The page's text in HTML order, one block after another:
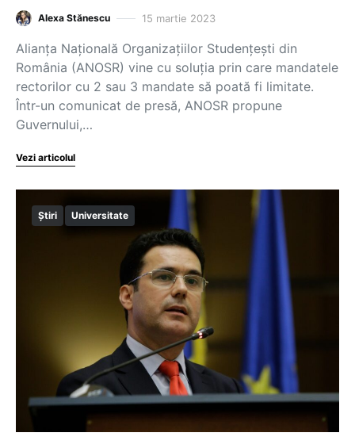
Alexa Stănescu 15 martie 2023
Alianța Națională Organizațiilor Studențești din
România (ANOSR) vine cu soluția prin care mandatele
rectorilor cu 2 sau 3 mandate să poată fi limitate.
Într-un comunicat de presă, ANOSR propune
Guvernului,…
Vezi articolul
Știri Universitate